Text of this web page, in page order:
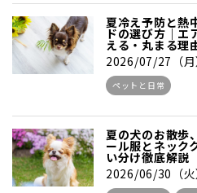
夏冷え予防と熱
ドの選び方｜エ
える・丸まる理
2026/07/27（月
ペットと日常
夏の犬のお散歩
ール服とネック
い分け徹底解説
2026/06/30（火